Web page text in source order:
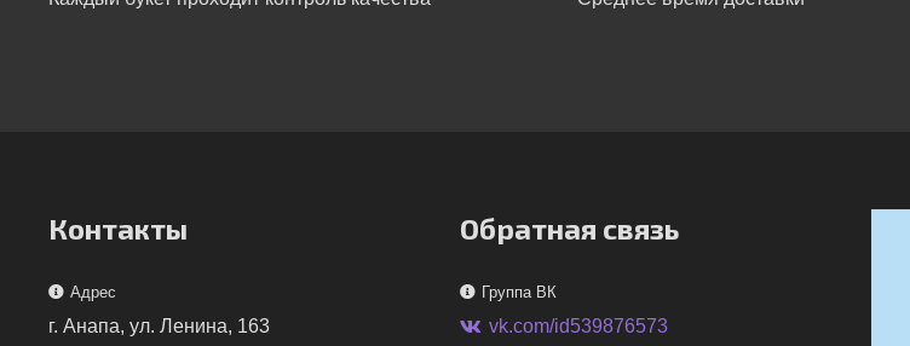
Контакты
Адрес
г. Анапа, ул. Ленина, 163
Обратная связь
Группа ВК
vk.com/id539876573